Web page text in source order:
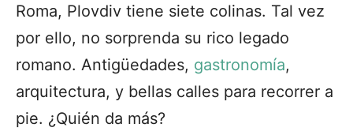
Roma, Plovdiv tiene siete colinas. Tal vez
por ello, no sorprenda su rico legado
romano. Antigüedades, gastronomía,
arquitectura, y bellas calles para recorrer a
pie. ¿Quién da más?